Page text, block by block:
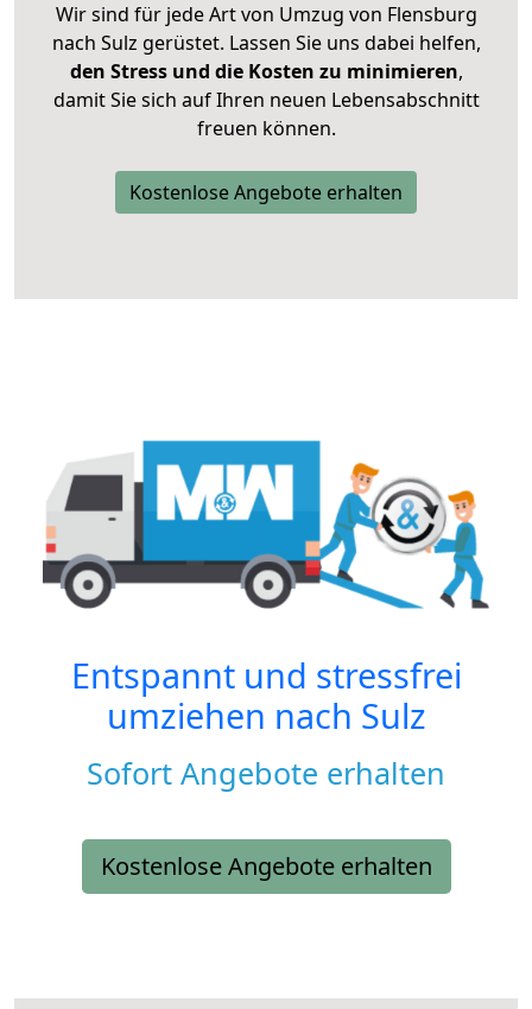
Wir sind für jede Art von Umzug von Flensburg
nach Sulz gerüstet. Lassen Sie uns dabei helfen,
den Stress und die Kosten zu minimieren,
damit Sie sich auf Ihren neuen Lebensabschnitt
freuen können.
Kostenlose Angebote erhalten
Entspannt und stressfrei
umziehen nach Sulz
Sofort Angebote erhalten
Kostenlose Angebote erhalten